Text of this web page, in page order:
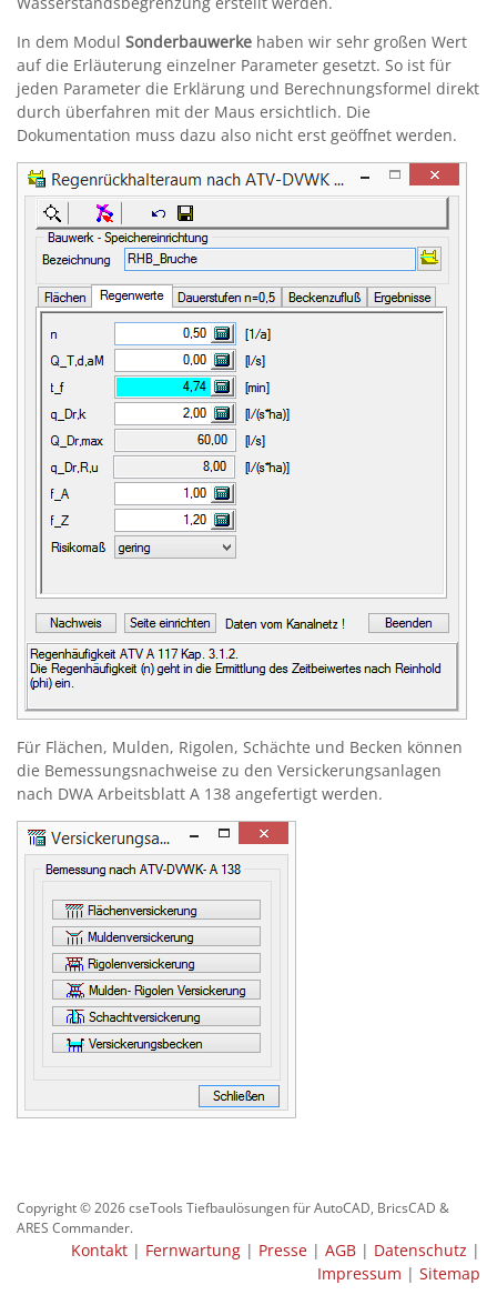
In dem Modul Sonderbauwerke haben wir sehr großen Wert
auf die Erläuterung einzelner Parameter gesetzt. So ist für
jeden Parameter die Erklärung und Berechnungsformel direkt
durch überfahren mit der Maus ersichtlich. Die
Dokumentation muss dazu also nicht erst geöffnet werden.
Für Flächen, Mulden, Rigolen, Schächte und Becken können
die Bemessungsnachweise zu den Versickerungsanlagen
nach DWA Arbeitsblatt A 138 angefertigt werden.
Copyright © 2026 cseTools Tiefbaulösungen für AutoCAD, BricsCAD &
ARES Commander.
Kontakt | Fernwartung | Presse | AGB | Datenschutz |
Impressum | Sitemap